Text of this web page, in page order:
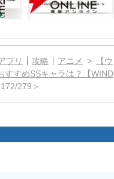
プリ 攻略 アニメ
【ウ
すすめSSキャラは？【WIND
279＞